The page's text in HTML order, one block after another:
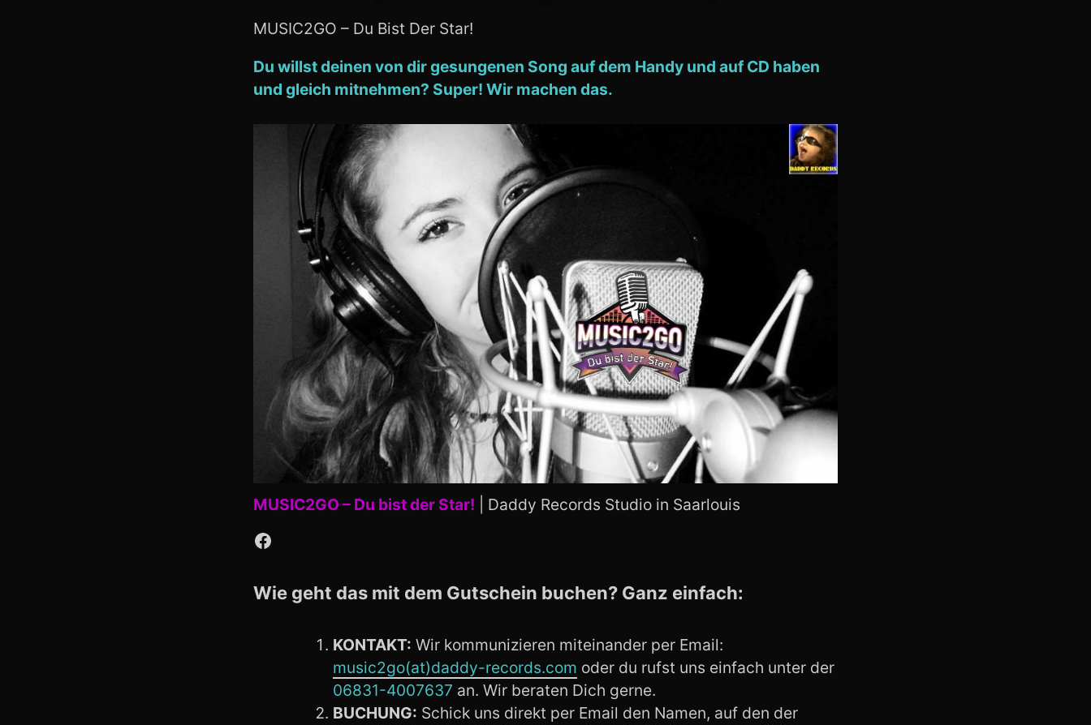
MUSIC2GO – Du Bist Der Star!
Du willst deinen von dir gesungenen Song auf dem Handy und auf CD haben
und gleich mitnehmen? Super! Wir machen das.
MUSIC2GO – Du bist der Star! | Daddy Records Studio in Saarlouis
Facebook
Wie geht das mit dem Gutschein buchen? Ganz einfach:
KONTAKT: Wir kommunizieren miteinander per Email:
music2go(at)daddy-records.com oder du rufst uns einfach unter der
06831-4007637 an. Wir beraten Dich gerne.
BUCHUNG: Schick uns direkt per Email den Namen, auf den der